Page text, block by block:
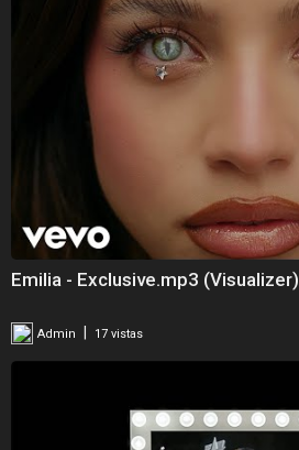
Emilia - Exclusive.mp3 (Visualizer)
Admin 17 vistas